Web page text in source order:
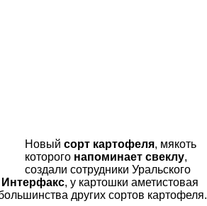
Новый сорт картофеля, мякоть
которого напоминает свеклу,
создали сотрудники Уральского
Интерфакс, у картошки аметистовая
других сортов картофеля.